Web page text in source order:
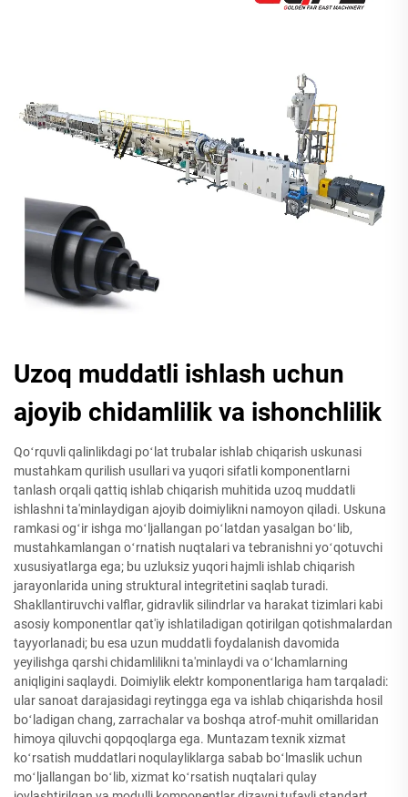
Uzoq muddatli ishlash uchun
ajoyib chidamlilik va ishonchlilik
Qoʻrquvli qalinlikdagi poʻlat trubalar ishlab chiqarish uskunasi
mustahkam qurilish usullari va yuqori sifatli komponentlarni
tanlash orqali qattiq ishlab chiqarish muhitida uzoq muddatli
ishlashni ta'minlaydigan ajoyib doimiylikni namoyon qiladi. Uskuna
ramkasi ogʻir ishga moʻljallangan poʻlatdan yasalgan boʻlib,
mustahkamlangan oʻrnatish nuqtalari va tebranishni yoʻqotuvchi
xususiyatlarga ega; bu uzluksiz yuqori hajmli ishlab chiqarish
jarayonlarida uning struktural integritetini saqlab turadi.
Shakllantiruvchi valflar, gidravlik silindrlar va harakat tizimlari kabi
asosiy komponentlar qat'iy ishlatiladigan qotirilgan qotishmalardan
tayyorlanadi; bu esa uzun muddatli foydalanish davomida
yeyilishga qarshi chidamlilikni ta'minlaydi va oʻlchamlarning
aniqligini saqlaydi. Doimiylik elektr komponentlariga ham tarqaladi:
ular sanoat darajasidagi reytingga ega va ishlab chiqarishda hosil
boʻladigan chang, zarrachalar va boshqa atrof-muhit omillaridan
himoya qiluvchi qopqoqlarga ega. Muntazam texnik xizmat
koʻrsatish muddatlari noqulayliklarga sabab boʻlmaslik uchun
moʻljallangan boʻlib, xizmat koʻrsatish nuqtalari qulay